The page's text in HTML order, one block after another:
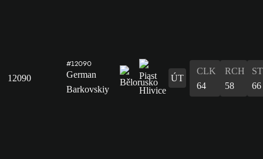
12090
#12090
German
Barkovskiy
ÚT
CLK
64
RCH
58
66